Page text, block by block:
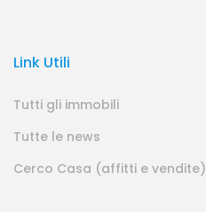
Link Utili
Tutti gli immobili
Tutte le news
Cerco Casa (affitti e vendite)